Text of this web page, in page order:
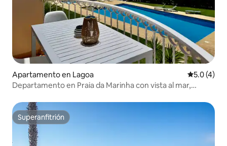
Apartamento en Lagoa
5.0 (4)
Departamento en Praia da Marinha con vista al mar,
Superanfitrión
Superanfitrión